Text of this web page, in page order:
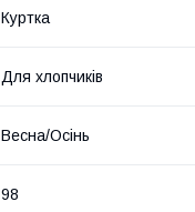
Куртка
Для хлопчиків
Весна/Осінь
98